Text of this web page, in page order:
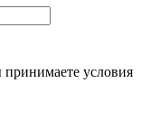
условия